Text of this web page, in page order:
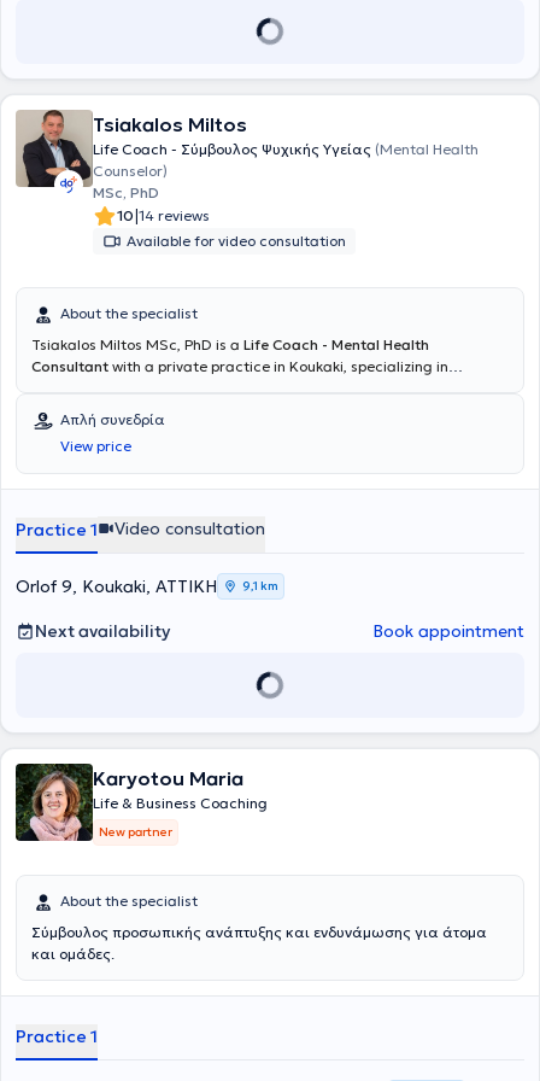
επικοινωνιακή προσέγγιση και τη στοχευμένη υποστήριξη ατόμων
Tsiakalos Miltos
Life Coach - Σύμβουλος Ψυχικής Υγείας (Mental Health
Counselor)
MSc, PhD
10|14 reviews
Available for video consultation
About the specialist
Tsiakalos Miltos MSc, PhD is a Life Coach - Mental Health
Consultant with a private practice in Koukaki, specializing in
the Open Popular University (ALP), delivering lectures in both in-
person and online sessions. He teaches in the MSc program
Coaching and Mentoring at Aegean College. He has completed the
three-year Mental Health Counseling program and is a member of
Personal and Executive Coaching" program, a recognized course by
the Association for Coaching and the EMCC.
Απλή συνεδρία
View price
Practice 1 Video consultation
Orlof 9, Koukaki, ΑΤΤΙΚΗ 9,1 km
Next availability Book appointment
Karyotou Maria
Life & Business Coaching
New partner
About the specialist
Σύμβουλος προσωπικής ανάπτυξης και ενδυνάμωσης για άτομα
και ομάδες.
Practice 1